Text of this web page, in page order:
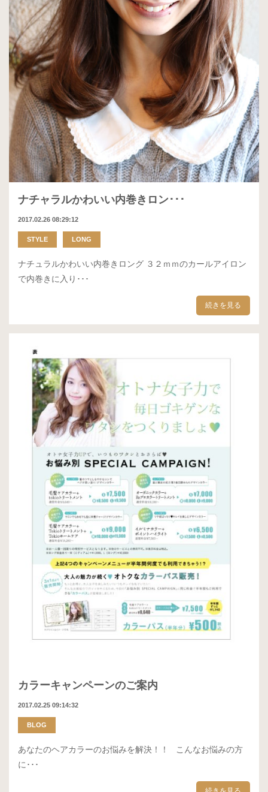
ナチャラルかわいい内巻きロン･･･
2017.02.26 08:29:12
STYLE LONG
ナチュラルかわいい内巻きロング ３２ｍｍのカールアイロン
で内巻きに入り･･･
続きを見る
カラーキャンペーンのご案内
2017.02.25 09:14:32
BLOG
あなたのヘアカラーのお悩みを解決！！ こんなお悩みの方
に･･･